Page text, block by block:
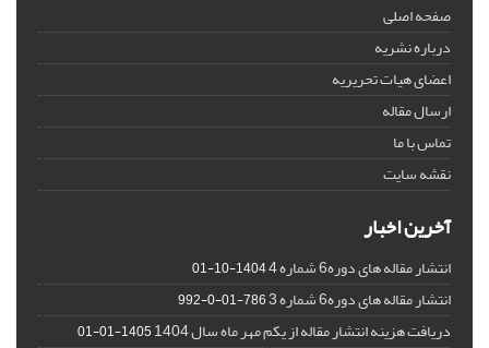
صفحه اصلی
درباره نشریه
اعضای هیات تحریریه
ارسال مقاله
تماس با ما
نقشه سایت
آخرین اخبار
انتشار مقاله های دوره6 شماره 4 1404-10-01
انتشار مقاله های دوره6 شماره 3 786-01-0-992
دریافت هزینه انتشار مقاله از یکم مهر ماه سال 1404 1405-01-01